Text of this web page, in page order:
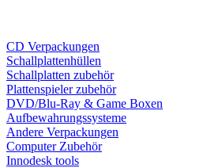
CD Verpackungen
Schallplattenhüllen
Schallplatten zubehör
Plattenspieler zubehör
DVD/Blu-Ray & Game Boxen
Aufbewahrungssysteme
Andere Verpackungen
Computer Zubehör
Innodesk tools